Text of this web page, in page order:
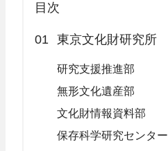
目次
01 東京文化財研究所
研究支援推進部
無形文化遺産部
文化財情報資料部
保存科学研究センター